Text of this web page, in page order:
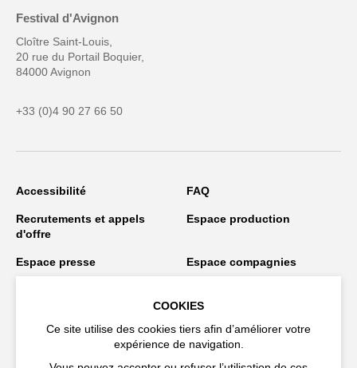
Festival d'Avignon
Cloître Saint-Louis,
20 rue du Portail Boquier,
84000 Avignon
+33 (0)4 90 27 66 50
Accessibilité FAQ
Recrutements et appels
d'offre
Espace production
Espace presse Espace compagnies
téléchargements
Crédits
Protection des données
personnelles
COOKIES
Ce site utilise des cookies tiers afin d’améliorer votre
expérience de navigation.